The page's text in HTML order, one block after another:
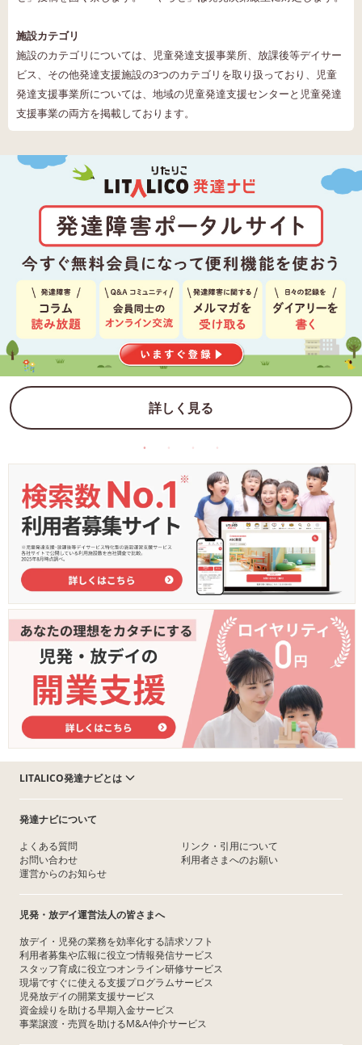
施設カテゴリ
施設のカテゴリについては、児童発達支援事業所、放課後等デイサー
ビス、その他発達支援施設の3つのカテゴリを取り扱っており、児童
発達支援事業所については、地域の児童発達支援センターと児童発達
支援事業の両方を掲載しております。
詳しく見る
LITALICO発達ナビとは
発達ナビについて
よくある質問
お問い合わせ
運営からのお知らせ
リンク・引用について
利用者さまへのお願い
児発・放デイ運営法人の皆さまへ
放デイ・児発の業務を効率化する請求ソフト
利用者募集や広報に役立つ情報発信サービス
スタッフ育成に役立つオンライン研修サービス
現場ですぐに使える支援プログラムサービス
児発放デイの開業支援サービス
資金繰りを助ける早期入金サービス
事業譲渡・売買を助けるM&A仲介サービス